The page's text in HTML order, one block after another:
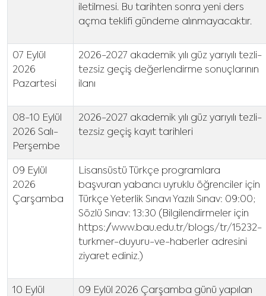
iletilmesi. Bu tarihten sonra yeni ders
açma teklifi gündeme alınmayacaktır.
07 Eylül
2026
Pazartesi
2026-2027 akademik yılı güz yarıyılı tezli-
tezsiz geçiş değerlendirme sonuçlarının
ilanı
08-10 Eylül
2026 Salı-
Perşembe
2026-2027 akademik yılı güz yarıyılı tezli-
tezsiz geçiş kayıt tarihleri
09 Eylül
2026
Çarşamba
Lisansüstü Türkçe programlara
başvuran yabancı uyruklu öğrenciler için
Türkçe Yeterlik Sınavı Yazılı Sınav: 09:00;
Sözlü Sınav: 13:30 (Bilgilendirmeler için
https://www.bau.edu.tr/blogs/tr/15232-
turkmer-duyuru-ve-haberler adresini
ziyaret ediniz.)
10 Eylül
09 Eylül 2026 Çarşamba günü yapılan